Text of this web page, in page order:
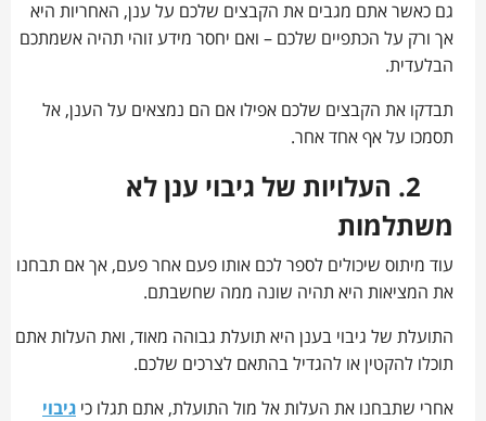
גם כאשר אתם מגבים את הקבצים שלכם על ענן, האחריות היא
אך ורק על הכתפיים שלכם – ואם יחסר מידע זוהי תהיה אשמתכם
הבלעדית.
תבדקו את הקבצים שלכם אפילו אם הם נמצאים על הענן, אל
תסמכו על אף אחד אחר.
2. העלויות של גיבוי ענן לא
משתלמות
עוד מיתוס שיכולים לספר לכם אותו פעם אחר פעם, אך אם תבחנו
את המציאות היא תהיה שונה ממה שחשבתם.
התועלת של גיבוי בענן היא תועלת גבוהה מאוד, ואת העלות אתם
תוכלו להקטין או להגדיל בהתאם לצרכים שלכם.
אחרי שתבחנו את העלות אל מול התועלת, אתם תגלו כי גיבוי